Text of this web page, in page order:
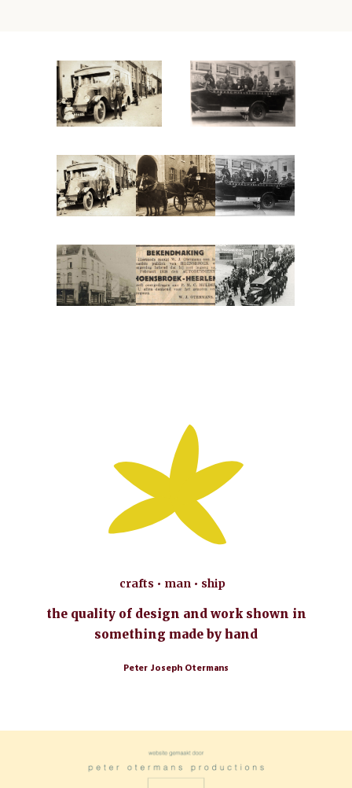
crafts • man • ship
the quality of design and work shown in
something made by hand
Peter Joseph Otermans